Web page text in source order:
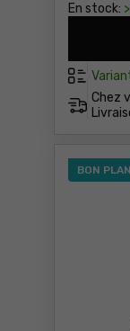
En stock:
Chez
BON PLAN